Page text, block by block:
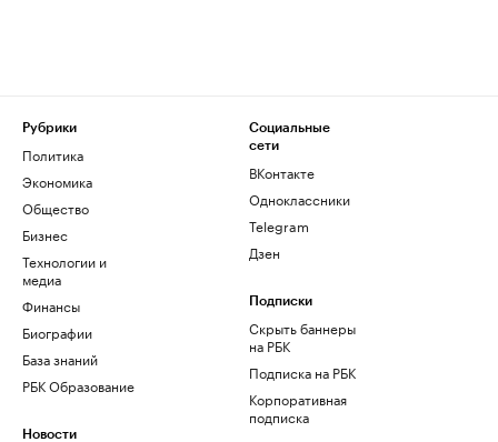
Рубрики
Политика
Экономика
Общество
Бизнес
Технологии и
медиа
Финансы
Биографии
База знаний
РБК Образование
Новости
Социальные
сети
ВКонтакте
Одноклассники
Telegram
Дзен
Подписки
Скрыть баннеры
на РБК
Подписка на РБК
Корпоративная
подписка